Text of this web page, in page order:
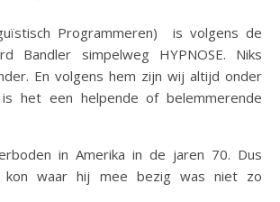
Bandler simpelweg HYPNOSE. Niks
En volgens hem zijn wij altijd onder
is het een helpende of belemmerende
in Amerika in de jaren 70. Dus
kon waar hij mee bezig was niet zo